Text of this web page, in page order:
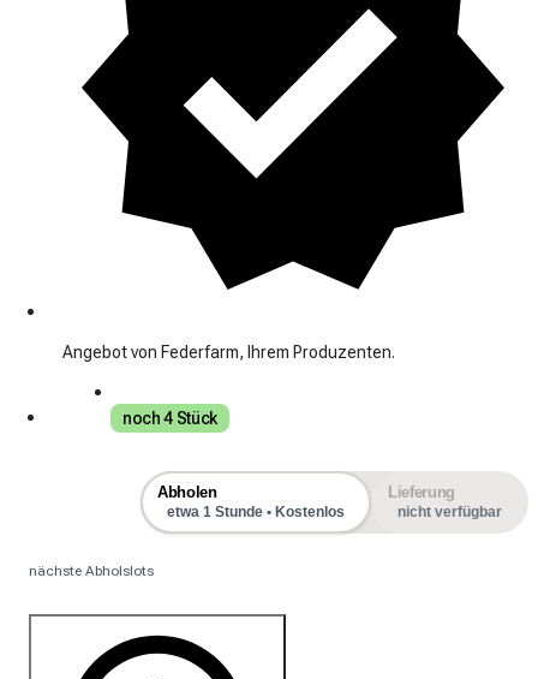
Angebot von Federfarm, Ihrem Produzenten.
noch 4 Stück
Abholen
etwa 1 Stunde • Kostenlos
Lieferung
nicht verfügbar
nächste Abholslots